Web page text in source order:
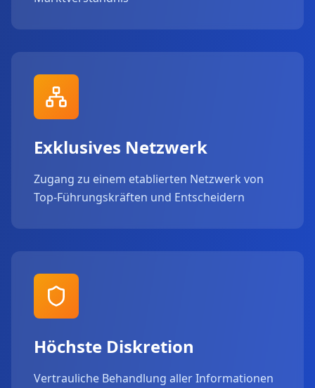
Exklusives Netzwerk
Zugang zu einem etablierten Netzwerk von
Top-Führungskräften und Entscheidern
Höchste Diskretion
Vertrauliche Behandlung aller Informationen